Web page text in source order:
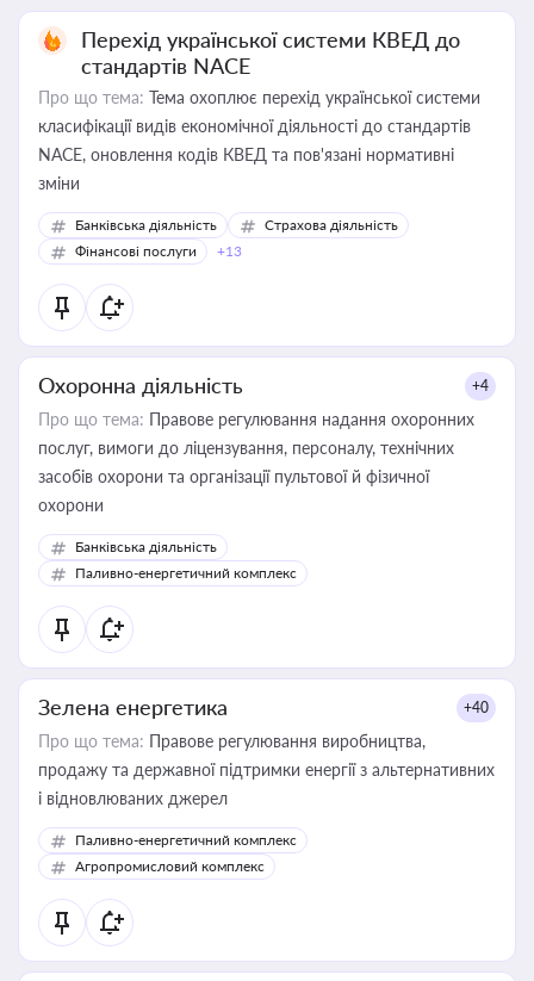
Перехід української системи КВЕД до
стандартів NACE
Про що тема: Тема охоплює перехід української системи
класифікації видів економічної діяльності до стандартів
NACE, оновлення кодів КВЕД та пов'язані нормативні
зміни
Банківська діяльність
Страхова діяльність
Фінансові послуги
+13
Охоронна діяльність +4
Про що тема: Правове регулювання надання охоронних
послуг, вимоги до ліцензування, персоналу, технічних
засобів охорони та організації пультової й фізичної
охорони
Банківська діяльність
Паливно-енергетичний комплекс
Зелена енергетика +40
Про що тема: Правове регулювання виробництва,
продажу та державної підтримки енергії з альтернативних
і відновлюваних джерел
Паливно-енергетичний комплекс
Агропромисловий комплекс